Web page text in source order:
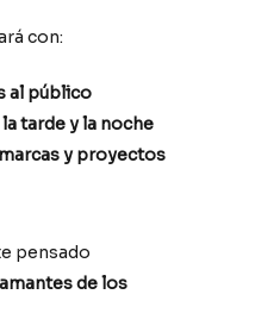
con:
al público
tarde y la noche
y proyectos
pensado
de los